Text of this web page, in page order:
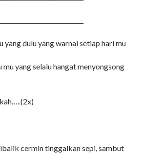
yang dulu yang warnai setiap hari mu
yang selalu hangat menyongsong
cermin tinggalkan sepi, sambut